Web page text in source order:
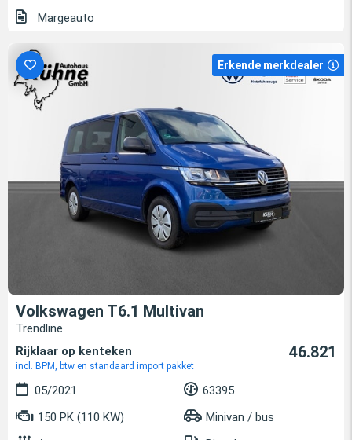
Margeauto
Erkende merkdealer
Volkswagen T6.1 Multivan
Trendline
Rijklaar op kenteken
incl. BPM, btw en standaard import pakket
46.821
05/2021
63395
150 PK (110 KW)
Minivan / bus